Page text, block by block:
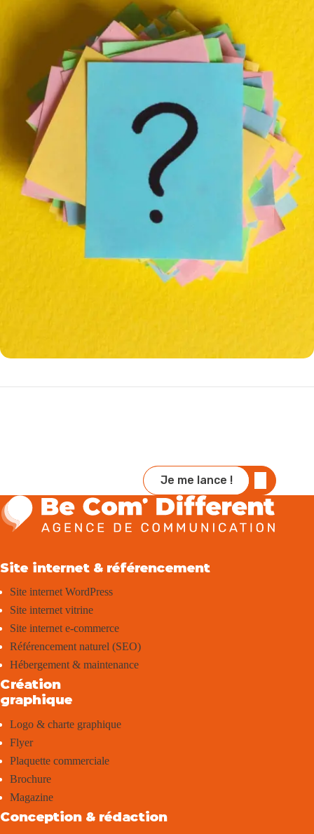
Je me lance !
Site internet & référencement
Site internet WordPress
Site internet vitrine
Site internet e-commerce
Référencement naturel (SEO)
Hébergement & maintenance
Création
graphique
Logo & charte graphique
Flyer
Plaquette commerciale
Brochure
Magazine
Conception & rédaction